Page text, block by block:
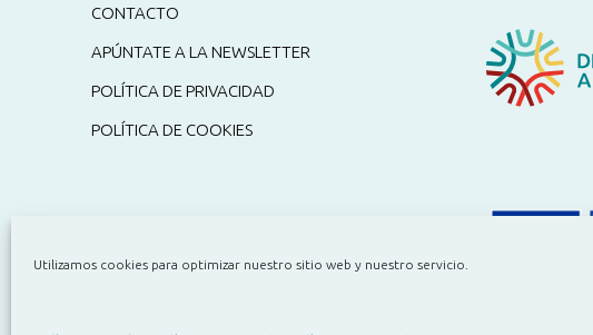
Utilizamos cookies para optimizar nuestro sitio web y nuestro servicio.
CONTACTO
APÚNTATE A LA NEWSLETTER
POLÍTICA DE PRIVACIDAD
POLÍTICA DE COOKIES